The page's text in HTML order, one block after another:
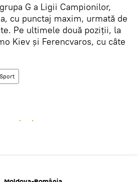
G a Ligii Campionilor,
cu punctaj maxim, urmată de
Pe ultimele două poziții, la
Kiev și Ferencvaros, cu câte
Sport